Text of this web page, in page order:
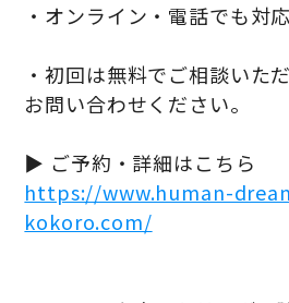
・オンライン・電話でも対
・初回は無料でご相談いた
お問い合わせください。
▶ ご予約・詳細はこちら
https://www.human-
kokoro.com/